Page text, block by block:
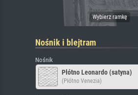
Nośnik i blejtram
Nośnik
Płótno Leonardo (satyna)
(Płótno Venezia)